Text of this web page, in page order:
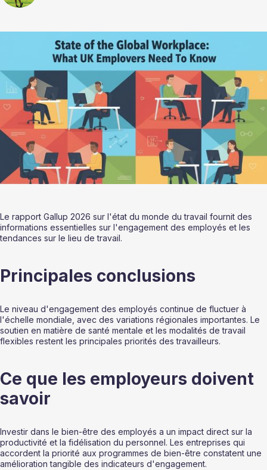
Le rapport Gallup 2026 sur l'état du monde du travail fournit des
informations essentielles sur l'engagement des employés et les
tendances sur le lieu de travail.
Principales conclusions
Le niveau d'engagement des employés continue de fluctuer à
l'échelle mondiale, avec des variations régionales importantes. Le
soutien en matière de santé mentale et les modalités de travail
flexibles restent les principales priorités des travailleurs.
Ce que les employeurs doivent
savoir
Investir dans le bien-être des employés a un impact direct sur la
productivité et la fidélisation du personnel. Les entreprises qui
accordent la priorité aux programmes de bien-être constatent une
amélioration tangible des indicateurs d'engagement.